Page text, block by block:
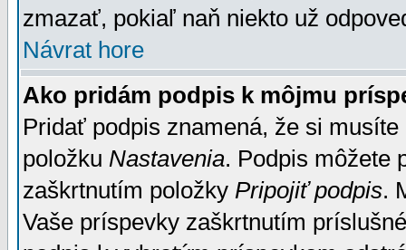
zmazať, pokiaľ naň niekto už
Návrat hore
Ako pridám podpis k môjmu
Pridať podpis znamená, že si
položku Nastavenia. Podpis môžete
zaškrtnutím položky Pripojiť podpis.
Vaše príspevky zaškrtnutím